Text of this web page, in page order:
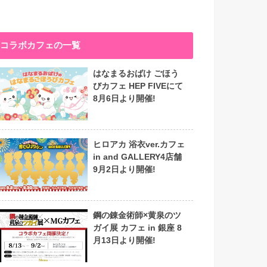
コラボカフェの一覧
はなまるおばけ ごほう
びカフェ HEP FIVEにて
8月6日より開催!
ヒロアカ 浴衣ver.カフェ
in and GALLERY4店舗
9月2日より開催!
鋼の錬金術師×黄泉のツ
ガイ展 カフェ in 銀座 8
月13日より開催!